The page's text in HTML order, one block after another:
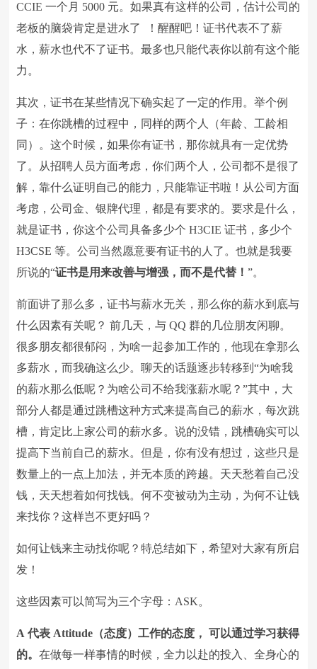
CCIE一个月 5000 元。如果真有这样的公司，估计公司的
老板的脑袋肯定是进水了
！醒醒吧！证书代表不了薪
水，薪水也代不了证书。最多也只能代表你以前有这个能
力。
其次，证书在某些情况下确实起了一定的作用。举个例
子：在你跳槽的过程中，同样的两个人（年龄、工龄相
同）。这个时候，如果你有证书，那你就具有一定优势
了。从招聘人员方面考虑，你们两个人，公司都不是很了
解，靠什么证明自己的能力，只能靠证书啦！从公司方面
考虑，公司金、银牌代理，都是有要求的。要求是什么，
就是证书，你这个公司具备多少个 H3CIE证书，多少个
H3CSE等。公司当然愿意要有证书的人了。也就是我要
所说的“证书是用来改善与增强，而不是代替！”。
前面讲了那么多，证书与薪水无关，那么你的薪水到底与
什么因素有关呢？ 前几天，与 QQ群的几位朋友闲聊。
很多朋友都很郁闷，为啥一起参加工作的，他现在拿那么
多薪水，而我确这么少。聊天的话题逐步转移到“为啥我
的薪水那么低呢？为啥公司不给我涨薪水呢？”其中，大
部分人都是通过跳槽这种方式来提高自己的薪水，每次跳
槽，肯定比上家公司的薪水多。说的没错，跳槽确实可以
提高下当前自己的薪水。但是，你有没有想过，这些只是
数量上的一点上加法，并无本质的跨越。天天愁着自己没
钱，天天想着如何找钱。何不变被动为主动，为何不让钱
来找你？这样岂不更好吗？
如何让钱来主动找你呢？特总结如下，希望对大家有所启
发！
这些因素可以简写为三个字母： ASK。
A代表 Attitude （态度）工作的态度， 可以通过学习获得
的。在做每一样事情的时候，全力以赴的投入、全身心的